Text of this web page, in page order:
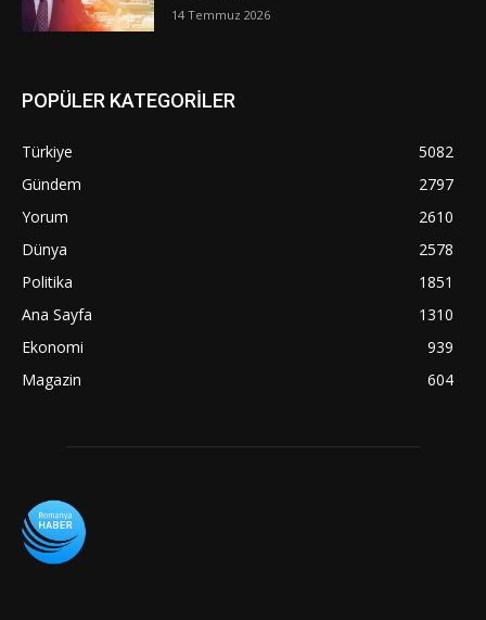
14 Temmuz 2026
POPÜLER KATEGORİLER
Türkiye
5082
Gündem
2797
Yorum
2610
Dünya
2578
Politika
1851
Ana Sayfa
1310
Ekonomi
939
Magazin
604